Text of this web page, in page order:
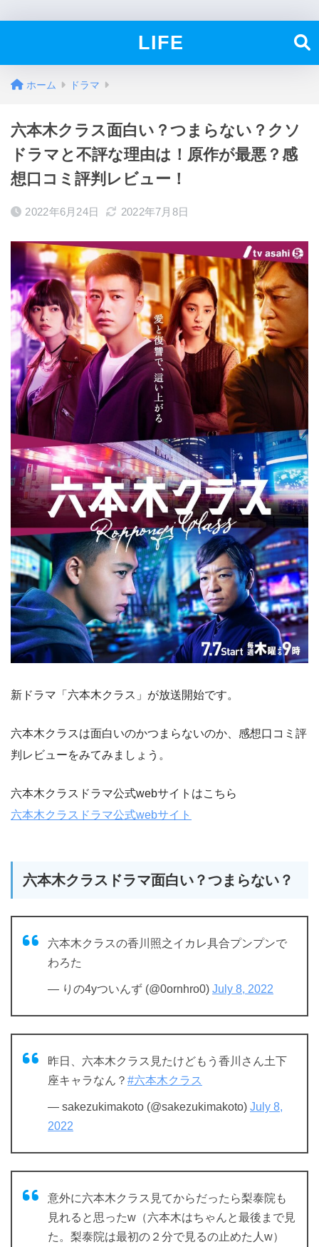
LIFE
ホーム ドラマ
六本木クラス面白い？つまらない？クソ
ドラマと不評な理由は！原作が最悪？感
想口コミ評判レビュー！
2022年6月24日 2022年7月8日
新ドラマ「六本木クラス」が放送開始です。
六本木クラスは面白いのかつまらないのか、感想口コミ評
判レビューをみてみましょう。
六本木クラスドラマ公式webサイトはこちら
六本木クラスドラマ公式webサイト
六本木クラスドラマ面白い？つまらない？
六本木クラスの香川照之イカレ具合プンプンで
わろた
— りの4yついんず (@0ornhro0) July 8, 2022
昨日、六本木クラス見たけどもう香川さん土下
座キャラなん？ #六本木クラス
— sakezukimakoto (@sakezukimakoto) July 8,
2022
意外に六本木クラス見てからだったら梨泰院も
見れると思ったw（六本木はちゃんと最後まで見
た。梨泰院は最初の２分で見るの止めた人w）